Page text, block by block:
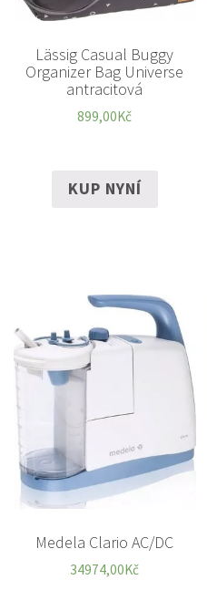
Lässig Casual Buggy
Organizer Bag Universe
antracitová
899,00Kč
KUP NYNÍ
Medela Clario AC/DC
34974,00Kč